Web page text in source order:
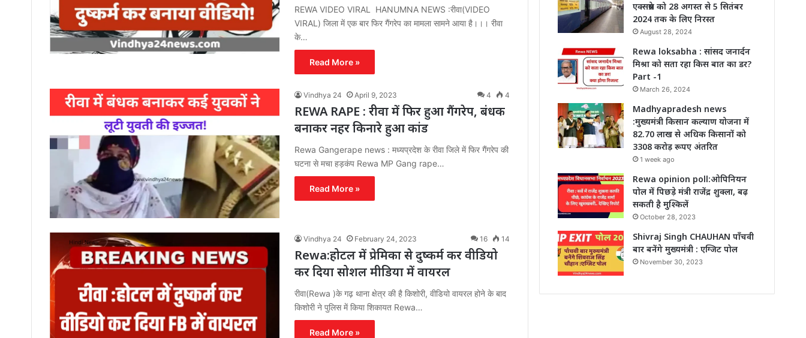
REWA VIDEO VIRAL HANUMNA NEWS :रीवा(VIDEO
VIRAL) जिला में एक बार फिर गैंगरेप का मामला सामने आया है।।। रीवा
के…
Read More »
Vindhya 24 April 9, 2023 4 4
REWA RAPE : रीवा में फिर हुआ गैंगरेप, बंधक
बनाकर नहर किनारे हुआ कांड
Rewa Gangerape news : मध्यप्रदेश के रीवा जिले में फिर गैंगरेप की
घटना से मचा हड़कंप Rewa MP Gang rape…
Read More »
Vindhya 24 February 24, 2023 16 14
Rewa:होटल में प्रेमिका से दुष्कर्म कर वीडियो
कर दिया सोशल मीडिया में वायरल
रीवा(Rewa )के गढ़ थाना क्षेत्र की है किशोरी, वीडियो वायरल होने के बाद
किशोरी ने पुलिस में किया शिकायत Rewa…
Read More »
एक्सप्रेस को 28 अगस्त से 5 सितंबर
2024 तक के लिए निरस्त
August 28, 2024
Rewa loksabha : सांसद जनार्दन
मिश्रा को सता रहा किस बात का डर?
Part -1
March 26, 2024
Madhyapradesh news
:मुख्यमंत्री किसान कल्याण योजना में
82.70 लाख से अधिक किसानों को
3308 करोड़ रूपए अंतरित
1 week ago
Rewa opinion poll:ओपिनियन
पोल में पिछड़े मंत्री राजेंद्र शुक्ला, बढ़
सकती है मुश्किलें
October 28, 2023
Shivraj Singh CHAUHAN पाँचवी
बार बनेंगे मुख्यमंत्री : एग्जिट पोल
November 30, 2023